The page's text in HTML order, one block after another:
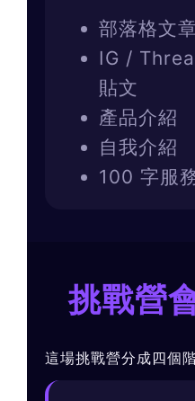
部落格文章
IG /
貼文
產品介紹
自我介紹
100 字服
挑戰營
這場挑戰營分成四個